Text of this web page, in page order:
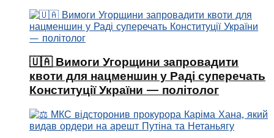
🇺🇦 Вимоги Угорщини запровадити
квоти для нацменшин у Раді суперечать
Конституції України — політолог